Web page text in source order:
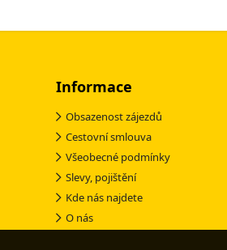
Informace
Obsazenost zájezdů
Cestovní smlouva
Všeobecné podmínky
Slevy, pojištění
Kde nás najdete
O nás